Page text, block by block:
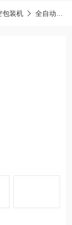
包装机 全自动真空包装机